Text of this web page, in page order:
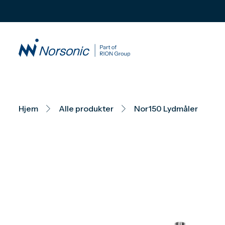
Hjem Alle produkter Nor150 Lydmåler